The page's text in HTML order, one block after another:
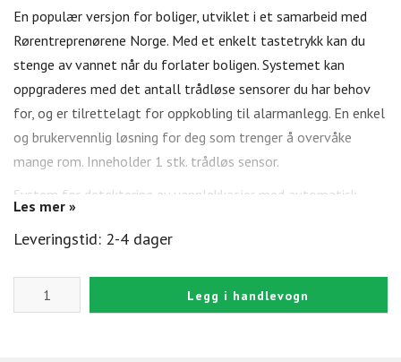
En populær versjon for boliger, utviklet i et samarbeid med
Rørentreprenørene Norge. Med et enkelt tastetrykk kan du
stenge av vannet når du forlater boligen. Systemet­ kan
oppgraderes med det antall trådløse ­sensorer du har behov
for, og er tilrettelagt for opp­kobling til alarm­anlegg. En enkel
og brukervennlig løsning for deg som trenger å overvåke
mange rom. Inneholder 1 stk. trådløs sensor.
System for detektering av vannlekkasjer med automatisk
med andre enheter i systemet. Fra dørbryteren kan vannet
dørbryteren og dapteret gi lydsignal, samtidig aktiverer
adaperet magnetventilen som stenger vanntilførselen.
Les mer »
Leveringstid: 2-4 dager
Legg i handlevogn